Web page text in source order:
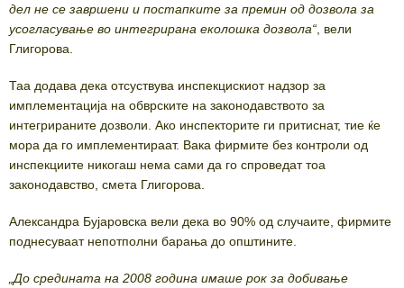
дел не се завршени и постапките за премин од дозвола за
усогласување во интегрирана еколошка дозвола“ , вели
Глигорова.
Таа додава дека отсуствува инспекцискиот надзор за
имплементација на обврските на законодавството за
интегрираните дозволи. Ако инспекторите ги притиснат, тие ќе
мора да го имплементираат. Вака фирмите без контроли од
инспекциите никогаш нема сами да го спроведат тоа
законодавство, смета Глигорова.
Александра Бујаровска вели дека во 90% од случаите, фирмите
поднесуваат непотполни барања до општините.
„До средината на 2008 година имаше рок за добивање